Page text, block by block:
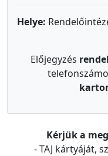
Helye:
Előjegyzés
Kérjük a
- TAJ kártyáját,